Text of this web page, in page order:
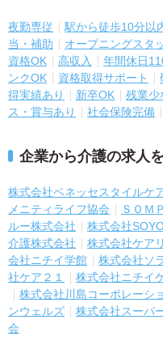
夜勤専従 駅から徒歩10分以
当・補助
オープニングスタ
資格OK
高収入 年間休日
ンクOK
資格取得サポート
得実績あり
新卒OK 残業少
ス・賞与あり
社会保険完備
企業から介護の求人
株式会社ベネッセスタイルケ
メニティライフ協会
ＳＯＭ
ルー株式会社
株式会社
介護株式会社
株式会社ケア
会社ニチイ学館
株式会社ソ
社ケア２１
株式会社ニチイ
株式会社川島コーポレーシ
ンウェルズ
株式会社スーパ
会